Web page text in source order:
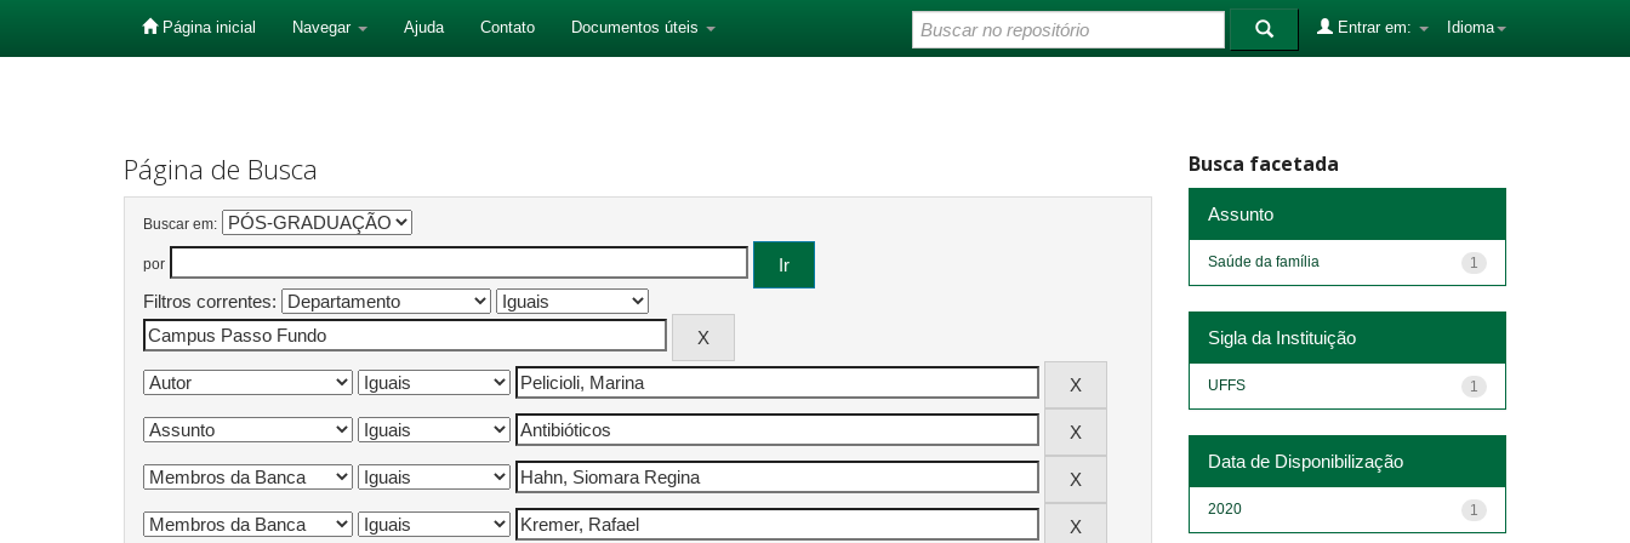
Página inicial Navegar Ajuda Contato Documentos úteis Idioma
Entrar em:
Página de Busca
Buscar em:
por
Filtros correntes:
Busca facetada
Assunto
1
Saúde da família
Sigla da Instituição
1
UFFS
Data de Disponibilização
1
2020